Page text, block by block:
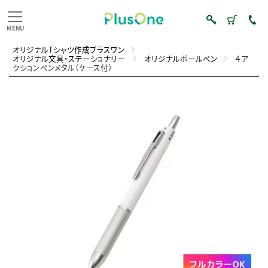
オリジナルTシャツ作成プラスワン
オリジナル文具・ステーショナリー オリジナルボールペン ４ア
クションペンメタル（ケース付）